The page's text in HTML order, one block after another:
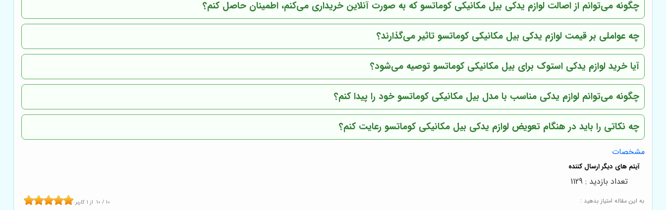
چگونه می‌توانم از اصالت لوازم یدکی بیل مکانیکی کوماتسو که به صورت آنلاین خریداری می‌کنم، اطمینان حاصل کنم؟
چه عواملی بر قیمت لوازم یدکی بیل مکانیکی کوماتسو تاثیر می‌گذارند؟
آیا خرید لوازم یدکی استوک برای بیل مکانیکی کوماتسو توصیه می‌شود؟
چگونه می‌توانم لوازم یدکی مناسب با مدل بیل مکانیکی کوماتسو خود را پیدا کنم؟
چه نکاتی را باید در هنگام تعویض لوازم یدکی بیل مکانیکی کوماتسو رعایت کنم؟
مشخصات
به این مقاله امتیاز بدهید : 10 / 10 از 1 کاربر
تعداد بازدید : 1129